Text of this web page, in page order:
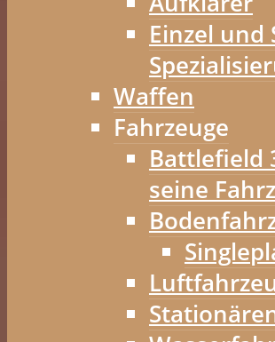
Einzel und
Waffen
Fahrzeuge
Battlefield
seine